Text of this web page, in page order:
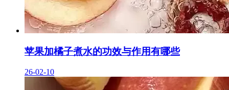
苹果加橘子煮水的功效与作用有哪些
26-02-10